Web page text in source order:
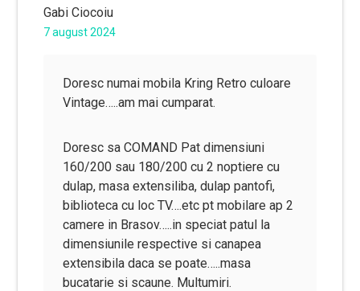
Gabi Ciocoiu
7 august 2024
Doresc numai mobila Kring Retro culoare
Vintage…..am mai cumparat.
Doresc sa COMAND Pat dimensiuni
160/200 sau 180/200 cu 2 noptiere cu
dulap, masa extensiliba, dulap pantofi,
biblioteca cu loc TV….etc pt mobilare ap 2
camere in Brasov…..in speciat patul la
dimensiunile respective si canapea
extensibila daca se poate…..masa
bucatarie si scaune. Multumiri.